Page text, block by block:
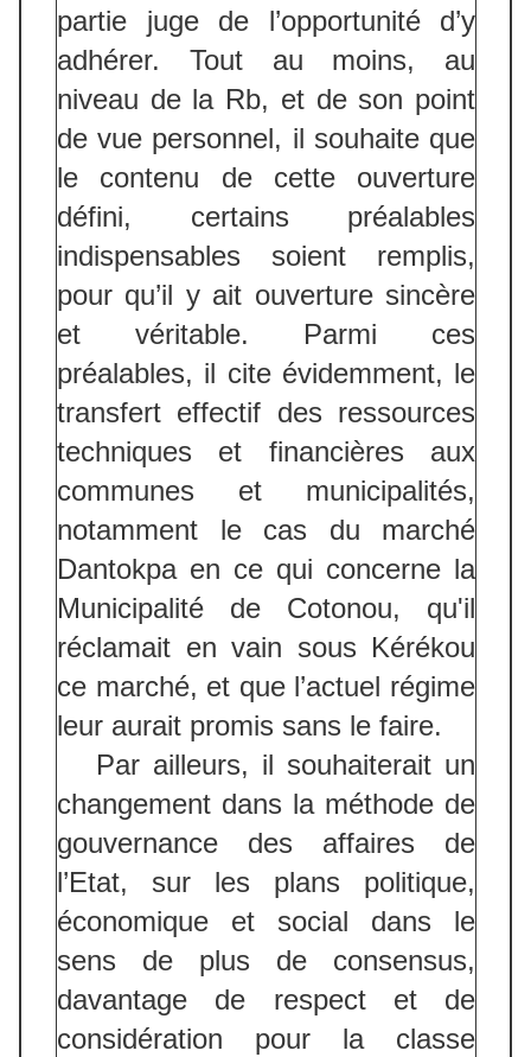
partie juge de l’opportunité d’y
adhérer. Tout au moins, au
niveau de la Rb, et de son point
de vue personnel, il souhaite que
le contenu de cette ouverture
défini, certains préalables
indispensables soient remplis,
pour qu’il y ait ouverture sincère
et véritable. Parmi ces
préalables, il cite évidemment, le
transfert effectif des ressources
techniques et financières aux
communes et municipalités,
notamment le cas du marché
Dantokpa en ce qui concerne la
Municipalité de Cotonou, qu'il
réclamait en vain sous Kérékou
ce marché, et que l’actuel régime
leur aurait promis sans le faire.
Par ailleurs, il souhaiterait un
changement dans la méthode de
gouvernance des affaires de
l’Etat, sur les plans politique,
économique et social dans le
sens de plus de consensus,
davantage de respect et de
considération pour la classe